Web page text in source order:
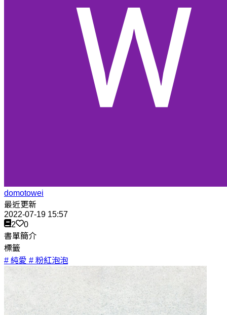
domotowei
最近更新
2022-07-19 15:57
2
0
書單簡介
標籤
# 純愛 # 粉紅泡泡